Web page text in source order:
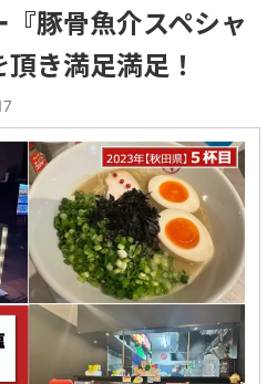
豚骨魚介スペシャ
き満足満足！